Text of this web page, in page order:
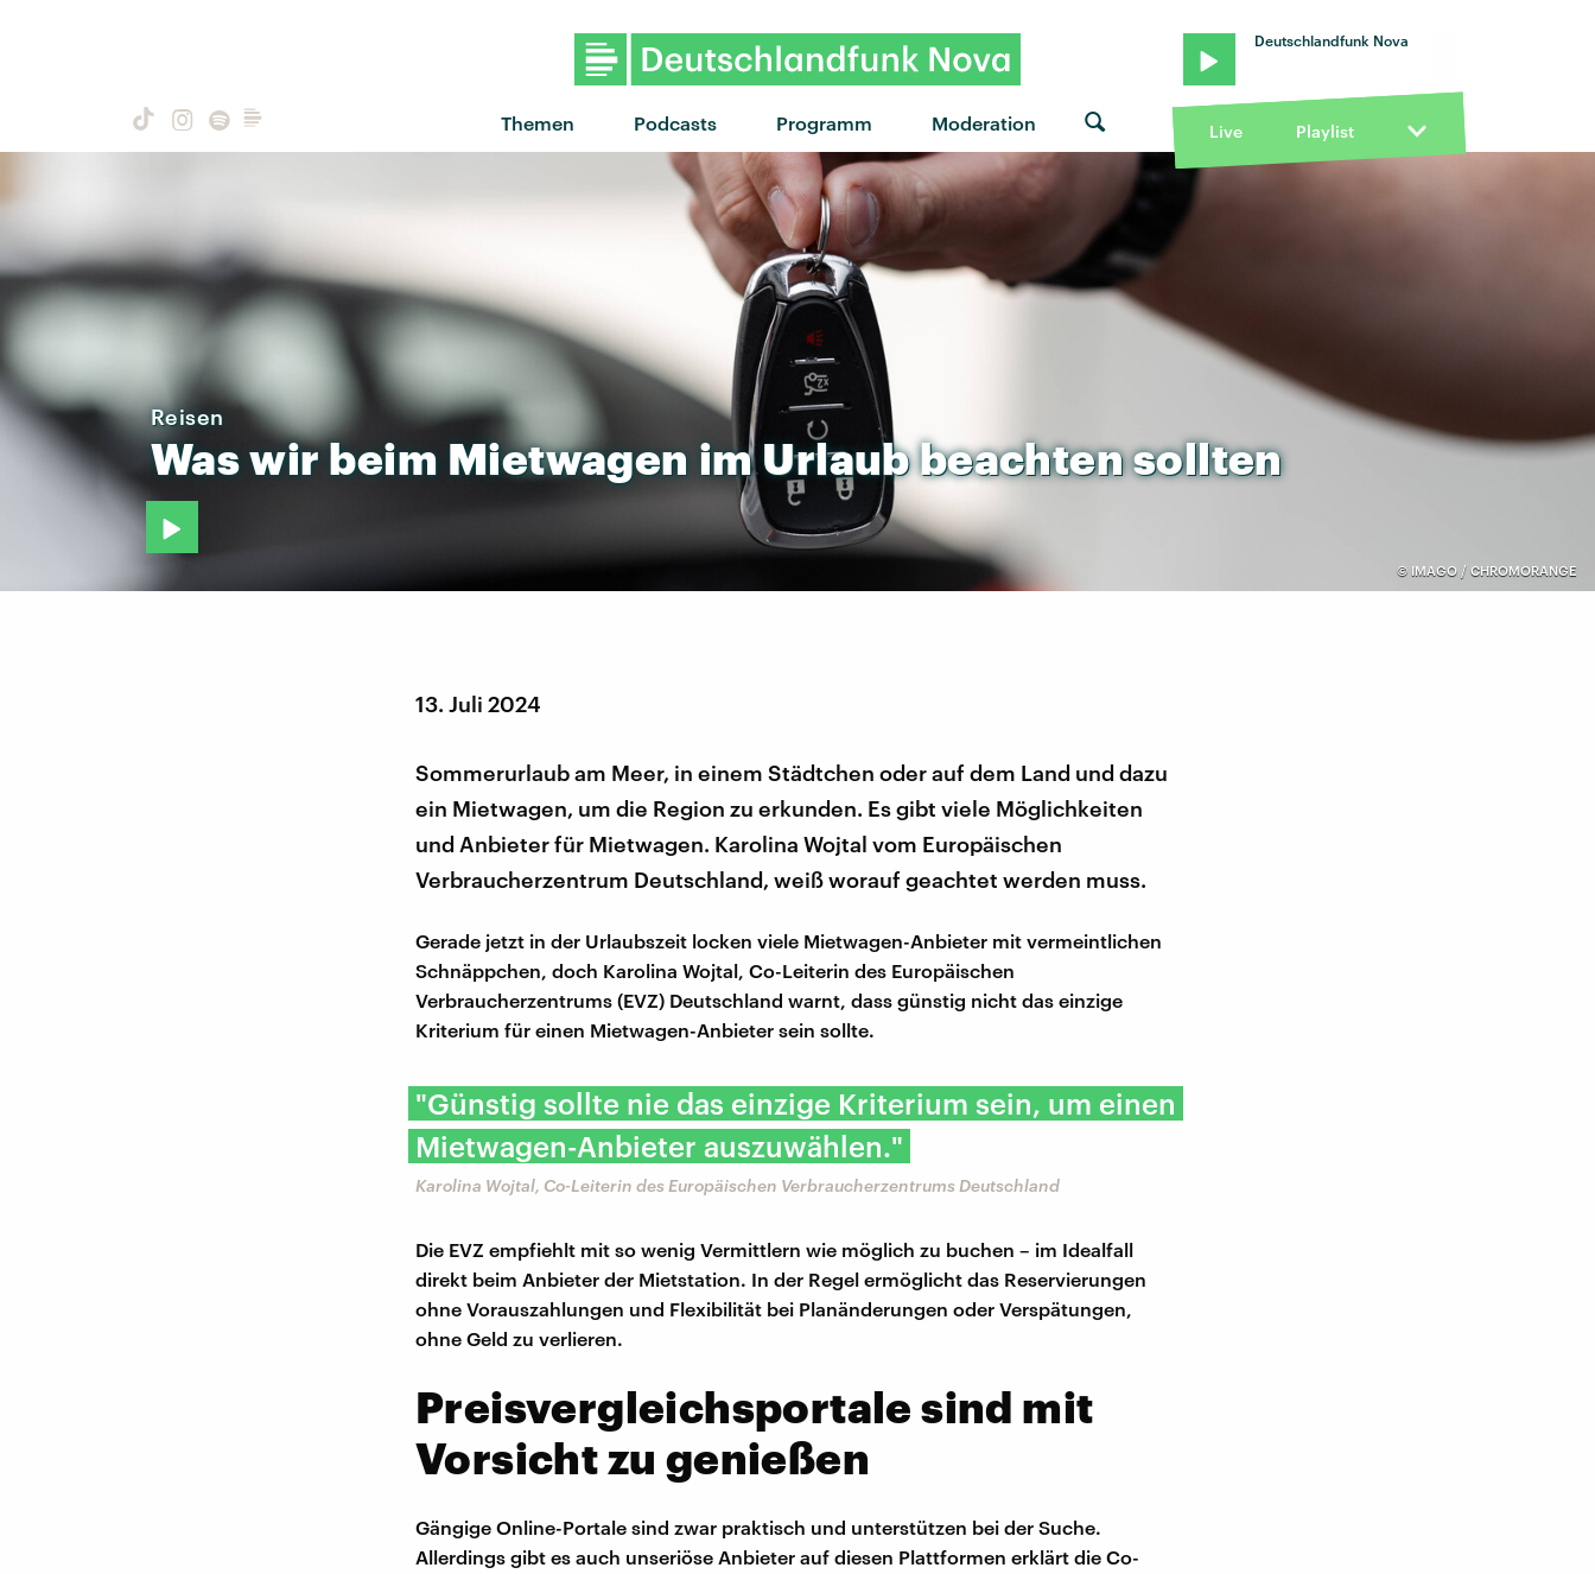
Themen Podcasts Programm Moderation
Deutschlandfunk Nova
Live Playlist
© IMAGO / CHROMORANGE
Reisen
Waswirbeim Mietwagen im Urlaubbeachtensollten
13. Juli 2024
Sommerurlaub am Meer, in einem Städtchen oder auf dem Land und dazu
ein Mietwagen, um die Region zu erkunden. Es gibt viele Möglichkeiten
und Anbieter für Mietwagen. Karolina Wojtal vom Europäischen
Verbraucherzentrum Deutschland, weiß worauf geachtet werden muss.
Gerade jetzt in der Urlaubszeit locken viele Mietwagen-Anbieter mit vermeintlichen
Schnäppchen, doch Karolina Wojtal, Co-Leiterin des Europäischen
Verbraucherzentrums (EVZ) Deutschland warnt, dass günstig nicht das einzige
Kriterium für einen Mietwagen-Anbieter sein sollte.
"Günstig sollte nie das einzige Kriterium sein, um einen
Mietwagen-Anbieter auszuwählen."
Karolina Wojtal, Co-Leiterin des Europäischen Verbraucherzentrums Deutschland
Die EVZ empfiehlt mit so wenig Vermittlern wie möglich zu buchen – im Idealfall
direkt beim Anbieter der Mietstation. In der Regel ermöglicht das Reservierungen
ohne Vorauszahlungen und Flexibilität bei Planänderungen oder Verspätungen,
ohne Geld zu verlieren.
Preisvergleichsportale sind mit
Vorsicht zu genießen
Gängige Online-Portale sind zwar praktisch und unterstützen bei der Suche.
Allerdings gibt es auch unseriöse Anbieter auf diesen Plattformen erklärt die Co-